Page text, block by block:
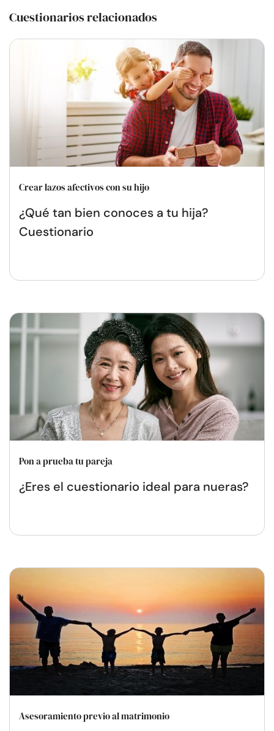
Cuestionarios relacionados
Crear lazos afectivos con su hijo
¿Qué tan bien conoces a tu hija?
Cuestionario
Pon a prueba tu pareja
¿Eres el cuestionario ideal para nueras?
Asesoramiento previo al matrimonio